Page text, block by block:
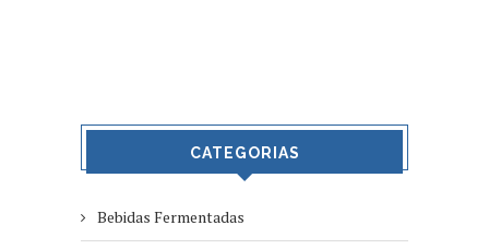
CATEGORIAS
Bebidas Fermentadas